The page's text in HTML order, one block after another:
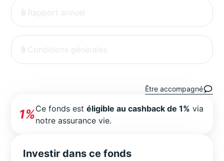
Rapport annuel
Conditions générales
Être accompagné
1%Ce fonds estéligible au cashback de 1% via
notre assurance vie.
Investir dans ce fonds